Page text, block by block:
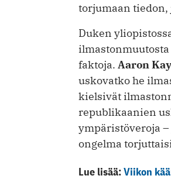
torjumaan tiedon,
Duken
faktoja. Aaron
uskovatko he
kielsivät
republikaanien
ympäristöveroja
ongelma
Lue lisää:Viikon